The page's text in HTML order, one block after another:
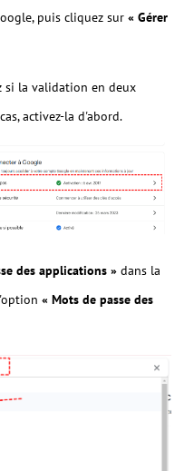
puis cliquez sur « Gérer
si la validation en deux
activez-la d'abord.
des applications » dans la
« Mots de passe des